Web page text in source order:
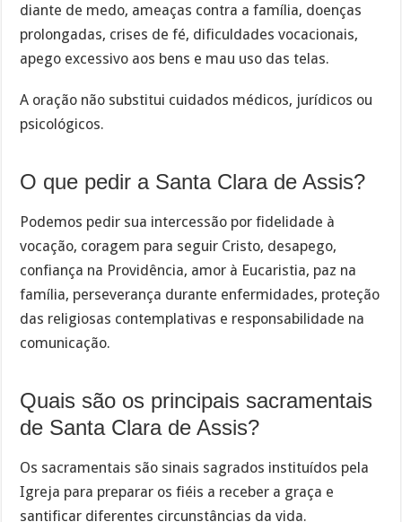
diante de medo, ameaças contra a família, doenças
prolongadas, crises de fé, dificuldades vocacionais,
apego excessivo aos bens e mau uso das telas.
A oração não substitui cuidados médicos, jurídicos ou
psicológicos.
O que pedir a Santa Clara de Assis?
Podemos pedir sua intercessão por fidelidade à
vocação, coragem para seguir Cristo, desapego,
confiança na Providência, amor à Eucaristia, paz na
família, perseverança durante enfermidades, proteção
das religiosas contemplativas e responsabilidade na
comunicação.
Quais são os principais sacramentais
de Santa Clara de Assis?
Os sacramentais são sinais sagrados instituídos pela
Igreja para preparar os fiéis a receber a graça e
santificar diferentes circunstâncias da vida.